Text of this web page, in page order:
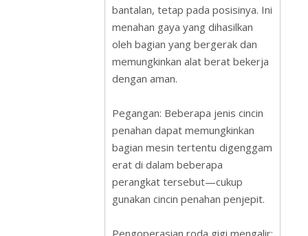
bantalan, tetap pada posisinya. Ini
menahan gaya yang dihasilkan
oleh bagian yang bergerak dan
memungkinkan alat berat bekerja
dengan aman.
Pegangan: Beberapa jenis cincin
penahan dapat memungkinkan
bagian mesin tertentu digenggam
erat di dalam beberapa
perangkat tersebut—cukup
gunakan cincin penahan penjepit.
Pengoperasian roda gigi mengalir: